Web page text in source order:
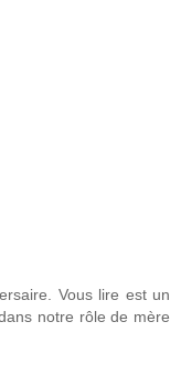
Vous lire est un
notre rôle de mère